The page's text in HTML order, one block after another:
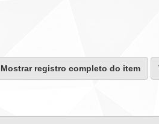
Mostrar registro completo do item